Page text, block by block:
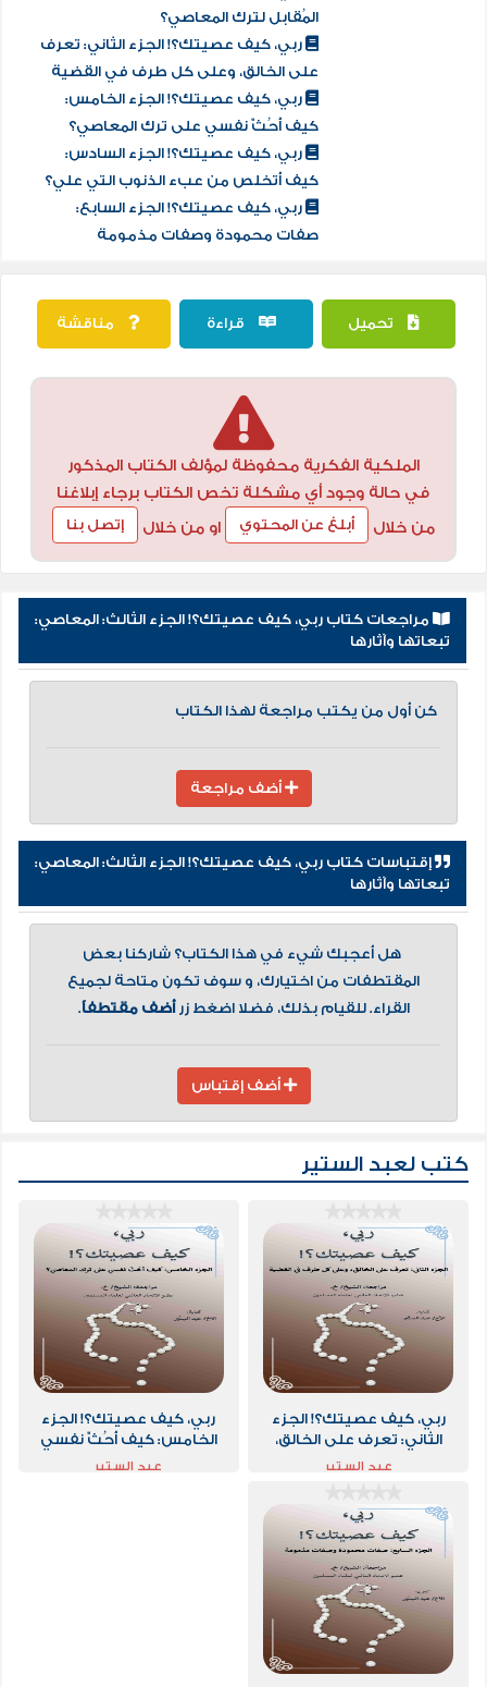
والإجراءات المُضادة، ومن ثمَّ تفادي المعصية. وأيضًا
يعينه معرفة تبعات المعصية، مثل ذهاب الرزق والبركة،
فهذا أدعى أن يُحَفِّزه في عدم ارتكابها ثانيةً.
فهذا الكتاب: كتابٌ من تائبٍ، هُدِيَ إلى علمٍ يسعى أعداء
الإسلام لمواراته، ولاحظ وقائع في الحياة فأعلنهما. هذا
مع ذكر نماذج من حاله فيما مضى، وتكلم عن بعض ما
خاضه أو أصيب به ليعتبر غيره.
المُقابل لترك المعاصي؟
ربي، كيف عصيتك؟! الجزء الثاني: تعرف
على الخالق، وعلى كل طرف في القضية
ربي، كيف عصيتك؟! الجزء الخامس:
كيف أحُثّ نفسي على ترك المعاصي؟
ربي، كيف عصيتك؟! الجزء السادس:
كيف أتخلص من عبء الذنوب التي علي؟
ربي، كيف عصيتك؟! الجزء السابع:
صفات محمودة وصفات مذمومة
تحميل قراءة مناقشة
الملكية الفكرية محفوظة لمؤلف الكتاب المذكور
في حالة وجود أي مشكلة تخص الكتاب برجاء إبلاغنا
من خلال
أبلغ عن المحتوي او من خلال إتصل بنا
مراجعات كتاب ربي، كيف عصيتك؟! الجزء الثالث: المعاصي:
تبعاتها وآثارها
كن أول من يكتب مراجعة لهذا الكتاب
أضف مراجعة
إقتباسات كتاب ربي، كيف عصيتك؟! الجزء الثالث: المعاصي:
تبعاتها وآثارها
هل أعجبك شيء في هذا الكتاب؟ شاركنا بعض
المقتطفات من اختيارك، و سوف تكون متاحة لجميع
القراء. للقيام بذلك، فضلا اضغط زرأضف مقتطفاً.
أضف إقتباس
كتب لعبد الستير
ربي، كيف عصيتك؟! الجزء
الثاني: تعرف على الخالق،
وعلى كل طرف في القضية
عبد الستير
ربي، كيف عصيتك؟! الجزء
الخامس: كيف أحُثّ نفسي
على ترك المعاصي؟
عبد الستير